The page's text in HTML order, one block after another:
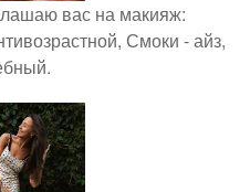
вас на макияж:
Смоки - айз,